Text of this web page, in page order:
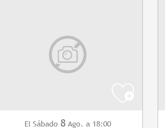
El Sábado 8 Ago. a 18:00